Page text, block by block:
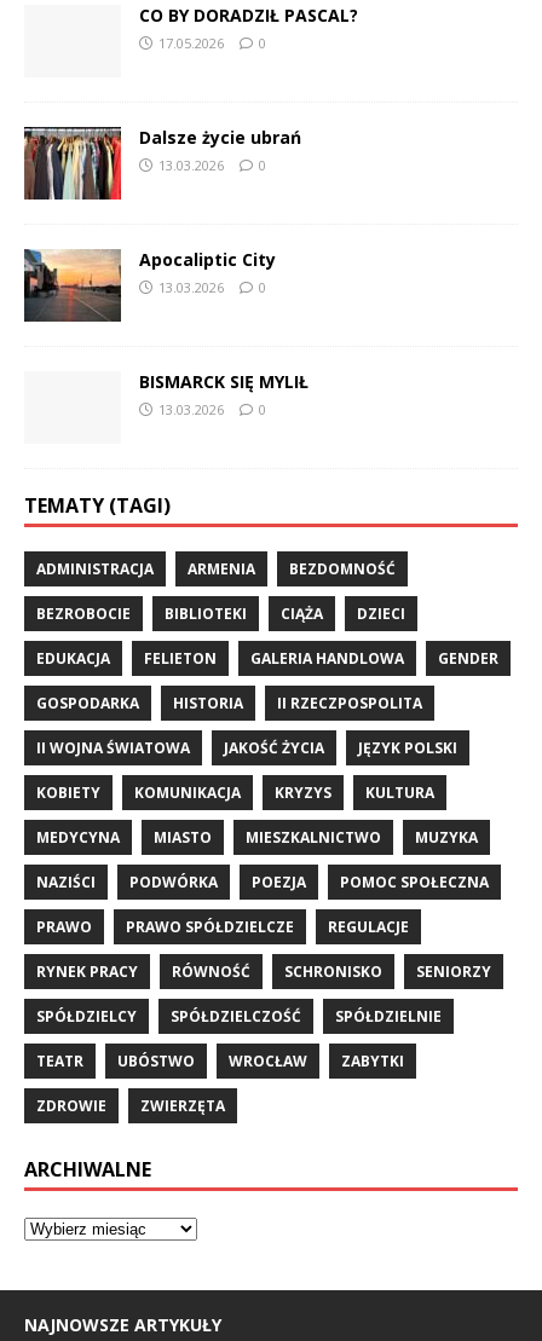
CO BY DORADZIŁ PASCAL?
17.05.2026 0
Dalsze życie ubrań
13.03.2026 0
Apocaliptic City
13.03.2026 0
BISMARCK SIĘ MYLIŁ
13.03.2026 0
TEMATY (TAGI)
ADMINISTRACJA ARMENIA BEZDOMNOŚĆ
BEZROBOCIE BIBLIOTEKI CIĄŻA DZIECI
EDUKACJA FELIETON GALERIA HANDLOWA GENDER
GOSPODARKA HISTORIA II RZECZPOSPOLITA
II WOJNA ŚWIATOWA JAKOŚĆ ŻYCIA JĘZYK POLSKI
KOBIETY KOMUNIKACJA KRYZYS KULTURA
MEDYCYNA MIASTO MIESZKALNICTWO MUZYKA
NAZIŚCI PODWÓRKA POEZJA POMOC SPOŁECZNA
PRAWO PRAWO SPÓŁDZIELCZE REGULACJE
RYNEK PRACY RÓWNOŚĆ SCHRONISKO SENIORZY
SPÓŁDZIELCY SPÓŁDZIELCZOŚĆ SPÓŁDZIELNIE
TEATR UBÓSTWO WROCŁAW ZABYTKI
ZDROWIE ZWIERZĘTA
ARCHIWALNE
NAJNOWSZE ARTYKUŁY